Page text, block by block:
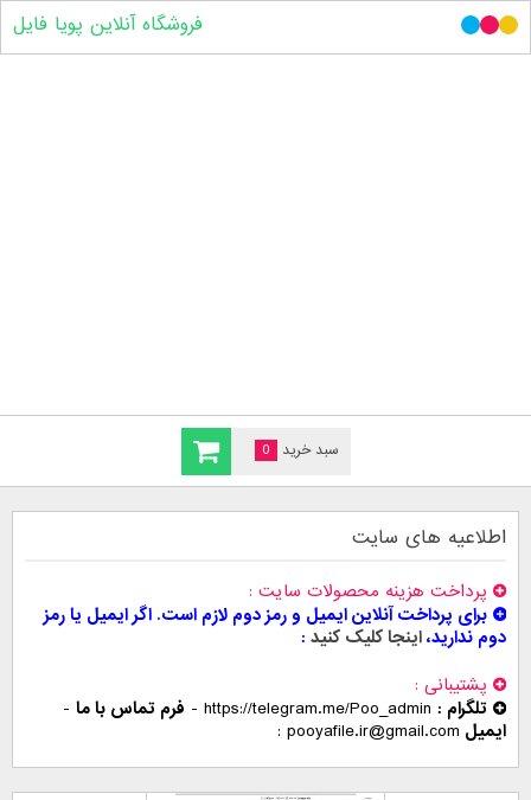
سبد خرید 0
فروشگاه آنلاین پویا فایل
اطلاعیه های سایت
پرداخت هزینه محصولات سایت
برای پرداخت آنلاین ایمیل و رمز دوم لازم است. اگر ایمیل یا رمز
دوم ندارید،اینجا کلیک کنید
پشتیبانی
تلگرام : https://telegram.me/Poo_admin
- فرم تماس با ما -
ایمیل pooyafile.ir@gmail.com